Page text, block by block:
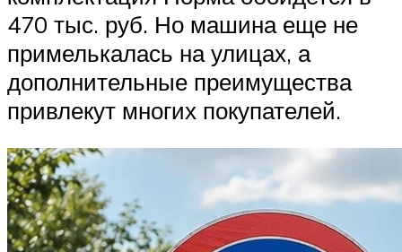
470 тыс. руб. Но машина еще не
примелькалась на улицах, а
дополнительные преимущества
привлекут многих покупателей.